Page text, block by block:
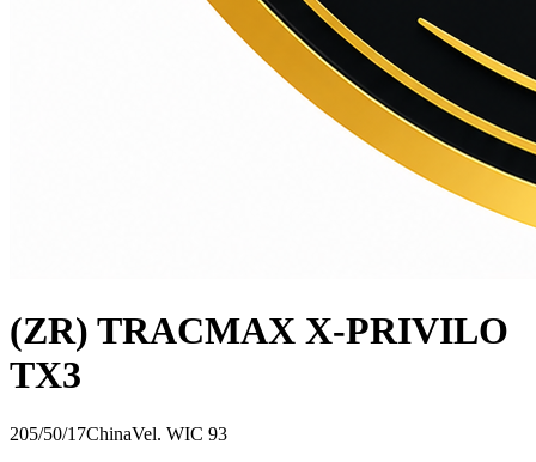
(ZR) TRACMAX X-PRIVILO
TX3
205/50/17ChinaVel. WIC 93